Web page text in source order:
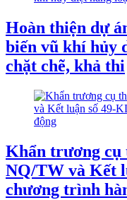
Hoàn thiện dự
biến vũ khí hủy
chặt chẽ, khả thi
Khẩn trương cụ
NQ/TW và Kết
chương trình